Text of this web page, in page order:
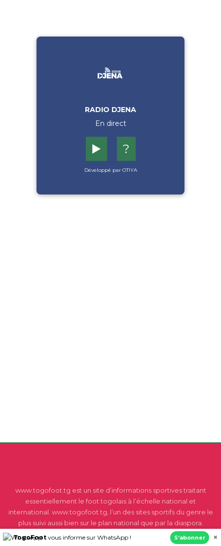
RADIO DJENA
En direct
▶️ ?
Développé par OTIYA
www.togofoot.tg est un site d’informations sportives traitant
essentiellement le foot togolais à l’échelle national et
international. www.togofoot.tg, l’un des sites sportifs du genre le
plus suivi aussi bien sur le plan national que par la diaspora.
TogoFoot vous informe sur WhatsApp ! S’abonner ×